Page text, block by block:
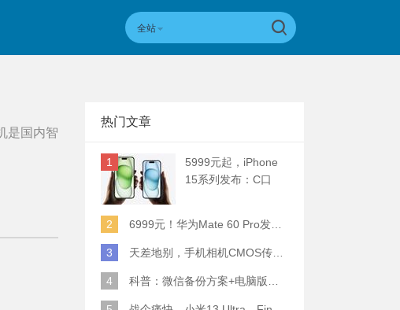
全站
是国内智
热门文章
1
5999元起，iPhone
15系列发布：C口
2
6999元！华为Mate 60 Pro发布：麒麟9000S+卫星通话 (附初步跑分)
3 天差地别，手机相机CMOS传感器实际面积对比
4 科普：微信备份方案+电脑版丢失数据恢复指南